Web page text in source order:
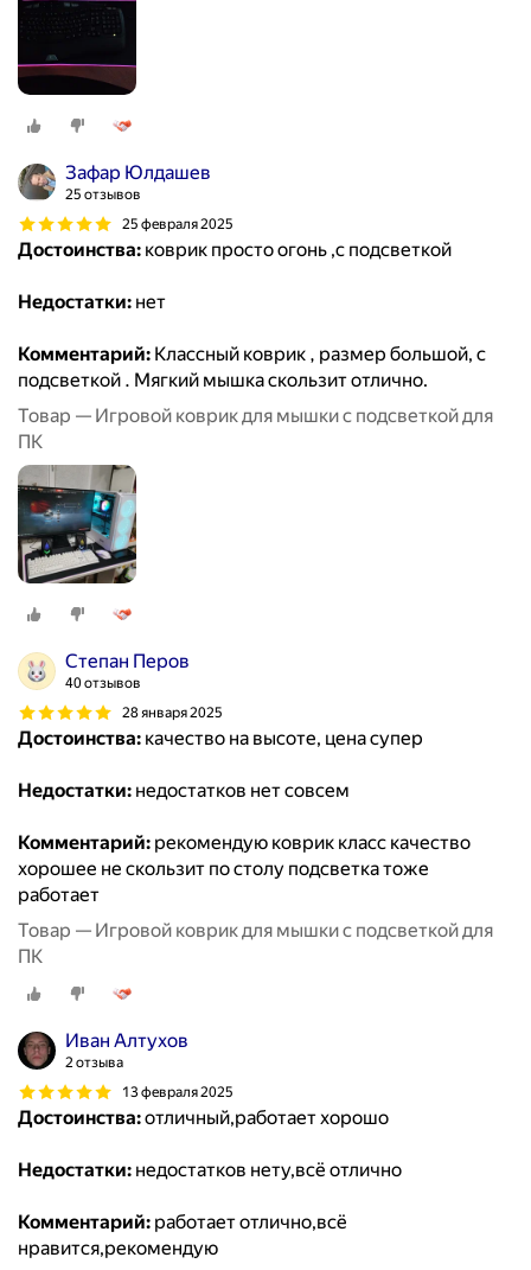
Зафар Юлдашев
25 отзывов
25 февраля 2025
Достоинства: коврик просто огонь ,с подсветкой
Недостатки: нет
Комментарий: Классный коврик , размер большой, с
подсветкой . Мягкий мышка скользит отлично.
Товар — Игровой коврик для мышки с подсветкой для
ПК
Степан Перов
40 отзывов
28 января 2025
Достоинства: качество на высоте, цена супер
Недостатки: недостатков нет совсем
Комментарий: рекомендую коврик класс качество
хорошее не скользит по столу подсветка тоже
работает
Товар — Игровой коврик для мышки с подсветкой для
ПК
Иван Алтухов
2 отзыва
13 февраля 2025
Достоинства:отличный,работает хорошо
Недостатки: недостатков нету,всё отлично
Комментарий: работает отлично,всё
нравится,рекомендую